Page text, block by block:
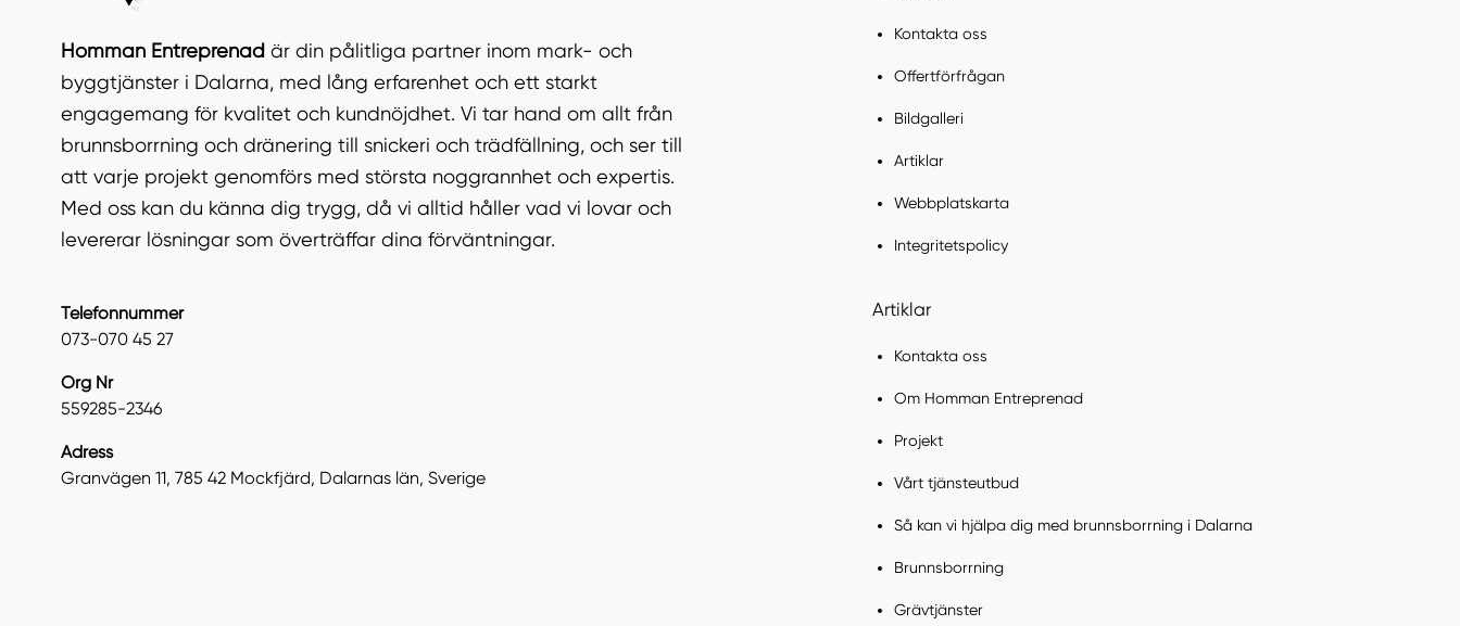
Homman Entreprenad är din pålitliga partner inom mark- och
byggtjänster i Dalarna, med lång erfarenhet och ett starkt
engagemang för kvalitet och kundnöjdhet. Vi tar hand om allt från
brunnsborrning och dränering till snickeri och trädfällning, och ser till
att varje projekt genomförs med största noggrannhet och expertis.
Med oss kan du känna dig trygg, då vi alltid håller vad vi lovar och
levererar lösningar som överträffar dina förväntningar.
Telefonnummer
073-070 45 27
Org Nr
559285-2346
Adress
Granvägen 11, 785 42 Mockfjärd, Dalarnas län, Sverige
Kontakta oss
Offertförfrågan
Bildgalleri
Artiklar
Webbplatskarta
Integritetspolicy
Artiklar
Kontakta oss
Om Homman Entreprenad
Projekt
Vårt tjänsteutbud
Så kan vi hjälpa dig med brunnsborrning i Dalarna
Brunnsborrning
Grävtjänster